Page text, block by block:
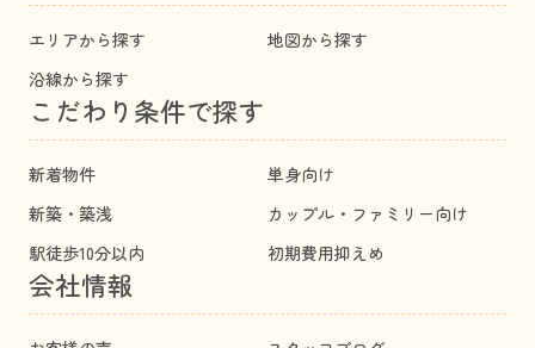
エリアから探す
地図から探す
沿線から探す
こだわり条件で探す
新着物件
単身向け
新築・築浅
カップル・ファミリー向け
駅徒歩10分以内
初期費用抑えめ
会社情報